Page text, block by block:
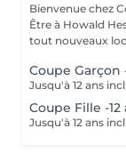
Bienvenue chez Concept Beauté
Être à Howald
tout nouveaux
Coupe Garçon
Coupe Fille -12